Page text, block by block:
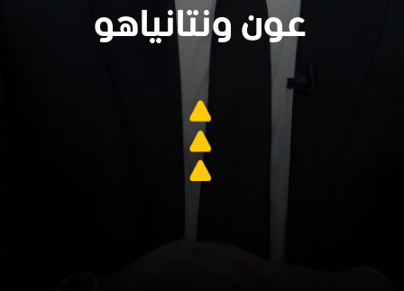
عون ونتانياهو
سنجدهــم كلهـم
وسيعاقبون جميعا